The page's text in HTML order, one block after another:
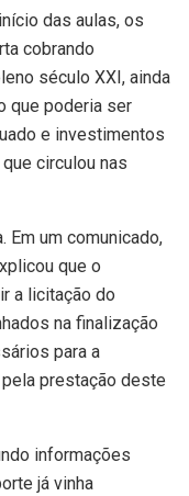
das aulas, os
cobrando
século XXI, ainda
que poderia ser
e investimentos
circulou nas
Em um comunicado,
que o
a licitação do
na finalização
para a
prestação deste
informações
já vinha